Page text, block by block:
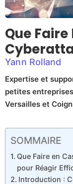
Que Faire
Yann Rolland
Expertise et
petites
Versailles et
SOMMAIRE
Que Faire en
pour Réagir
Introduction :